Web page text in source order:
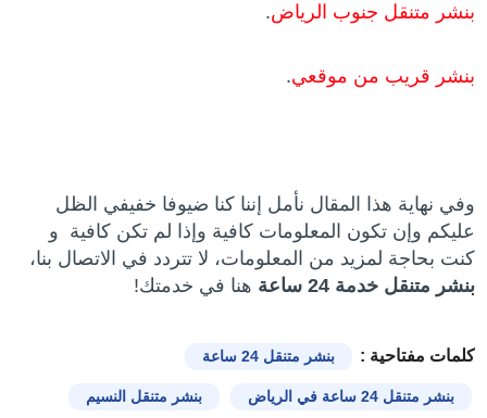
بنشر متنقل جنوب الرياض.
بنشر قريب من موقعي.
وفي نهاية هذا المقال نأمل إننا كنا ضيوفا خفيفي الظل
عليكم وإن تكون المعلومات كافية وإذا لم تكن كافية و
كنت بحاجة لمزيد من المعلومات، لا تتردد في الاتصال بنا،
بنشر متنقل خدمة 24 ساعة
هنا في خدمتك!
كلمات مفتاحية : بنشر متنقل 24 ساعة
بنشر متنقل 24 ساعة في الرياض بنشر متنقل النسيم